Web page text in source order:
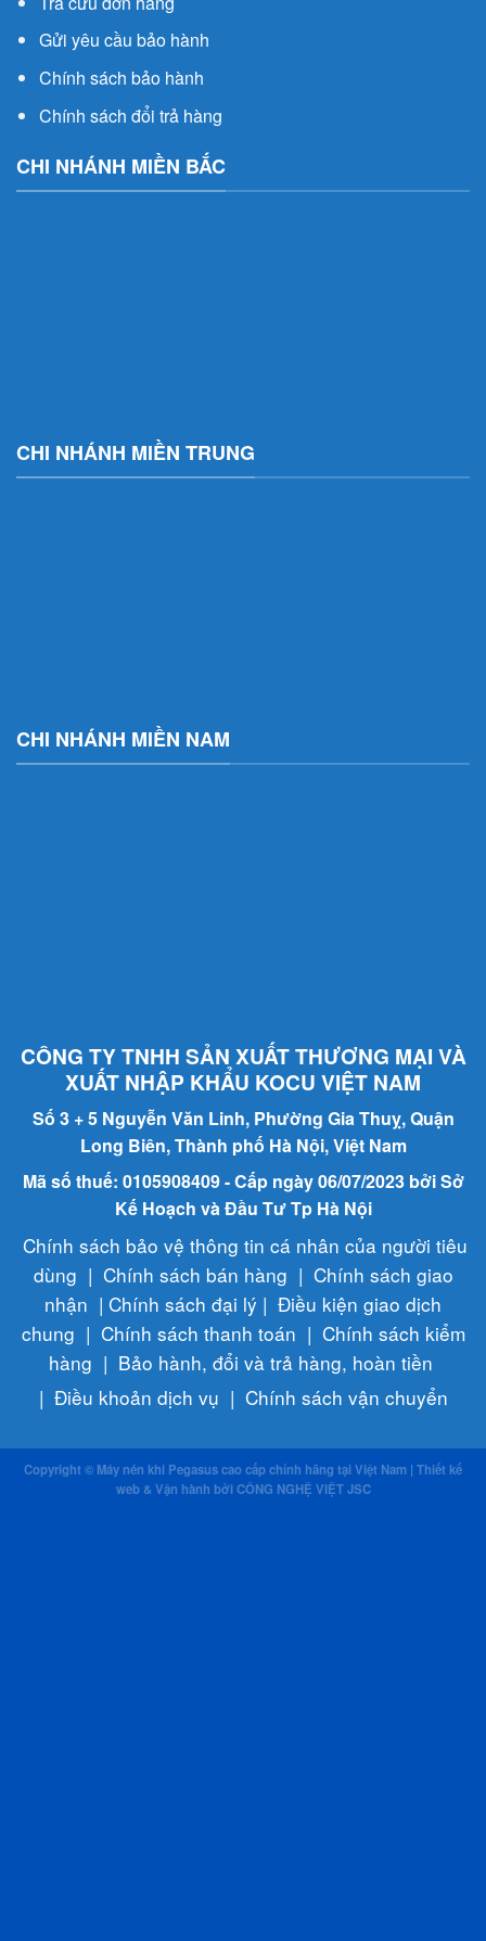
Gửi yêu cầu bảo hành
Chính sách bảo hành
Chính sách đổi trả hàng
CHI NHÁNH MIỀN BẮC
CHI NHÁNH MIỀN TRUNG
CHI NHÁNH MIỀN NAM
CÔNG TY TNHH SẢN XUẤT THƯƠNG MẠI VÀ
XUẤT NHẬP KHẨU KOCU VIỆT NAM
Số 3 + 5 Nguyễn Văn Linh, Phường Gia Thuỵ, Quận
Long Biên, Thành phố Hà Nội, Việt Nam
Mã số thuế: 0105908409 - Cấp ngày 06/07/2023 bởi Sở
Kế Hoạch và Đầu Tư Tp Hà Nội
Chính sách bảo vệ thông tin cá nhân của người tiêu
dùng | Chính sách bán hàng | Chính sách giao
nhận | Chính sách đại lý | Điều kiện giao dịch
chung | Chính sách thanh toán | Chính sách kiểm
hàng | Bảo hành, đổi và trả hàng, hoàn tiền
| Điều khoản dịch vụ | Chính sách vận chuyển
Copyright © Máy nén khi Pegasus cao cấp chính hãng tại Việt Nam | Thiết kế
web & Vận hành bởi CÔNG NGHỆ VIỆT JSC